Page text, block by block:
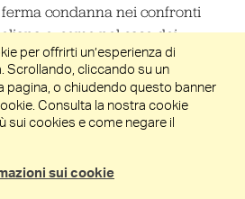
condanna nei confronti
e, come nel caso dei
nord del Pisa, organizzavano
della città toscana il 24
la solidarietà nei
caricati dalla Polizia in
pacifica tenutasi a
“Non si reprime un ideale
che hanno manifestato”.
per offrirti un’esperienza di
Scrollando, cliccando su un
pagina, o chiudendo questo banner
Consulta la nostra cookie
sui cookies e come negare il
sui cookie